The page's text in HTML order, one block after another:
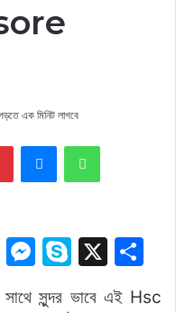
এক মিনিট লাগবে
PinterestMessengerWhatsApp
C
M S
X
সুন্দর ভাবে এই Hsc